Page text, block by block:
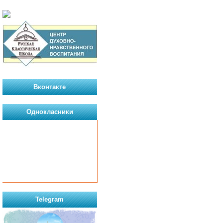
Вконтакте
Однокласники
Telegram